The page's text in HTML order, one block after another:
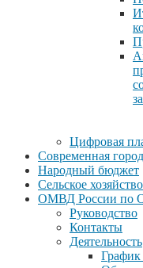
Цифровая
Современная
Народный бюджет
Сельское хозяйство
ОМВД России по
Руководство
Контакты
Деятельность
График